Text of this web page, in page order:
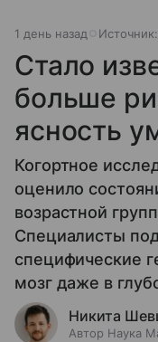
1 день назад Источник:
Стало
больше
ясность
Когортное
оценило
возрастной
Специалисты
специфические
мозг даже в
Никита
Автор Наука